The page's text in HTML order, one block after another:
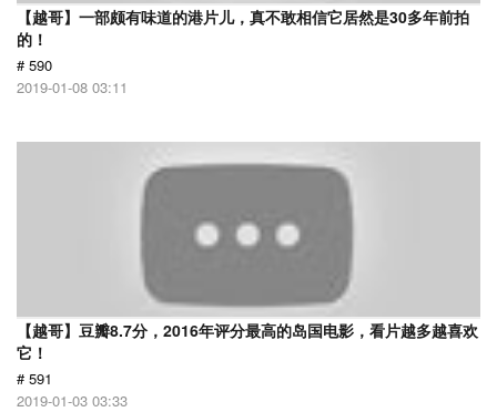
【越哥】一部颇有味道的港片儿，真不敢相信它居然是30多年前拍
的！
# 590
2019-01-08 03:11
【越哥】豆瓣8.7分，2016年评分最高的岛国电影，看片越多越喜欢
它！
# 591
2019-01-03 03:33